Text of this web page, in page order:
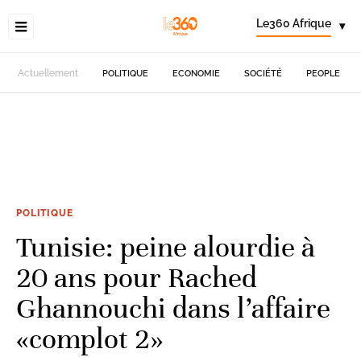
Le360 Afrique ▾
Actuellement POLITIQUE ECONOMIE SOCIÉTÉ PEOPLE
POLITIQUE
Tunisie: peine alourdie à
20 ans pour Rached
Ghannouchi dans l’affaire
«complot 2»